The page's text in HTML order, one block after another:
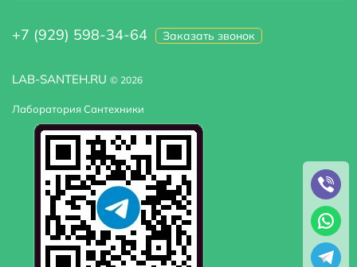
LAB-SANTEH.RU © 2026
Лаборатория Сантехники
+7 (929) 598-34-64 Заказать звонок